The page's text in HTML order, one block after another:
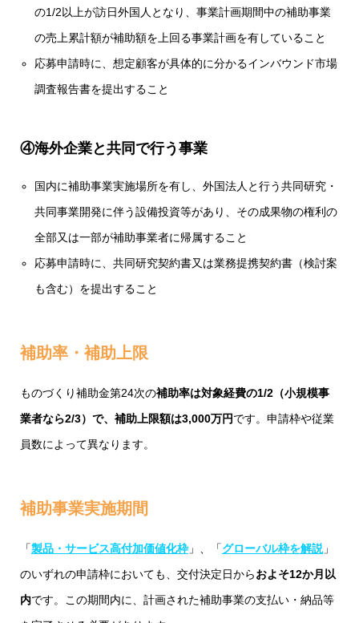
の1/2以上が訪日外国人となり、事業計画期間中の補助事業
の売上累計額が補助額を上回る事業計画を有していること
応募申請時に、想定顧客が具体的に分かるインバウンド市場
調査報告書を提出すること
④海外企業と共同で行う事業
国内に補助事業実施場所を有し、外国法人と行う共同研究・
共同事業開発に伴う設備投資等があり、その成果物の権利の
全部又は一部が補助事業者に帰属すること
応募申請時に、共同研究契約書又は業務提携契約書（検討案
も含む）を提出すること
補助率・補助上限
ものづくり補助金第24次の補助率は対象経費の1/2（小規模事
業者なら2/3）で、補助上限額は3,000万円です。申請枠や従業
員数によって異なります。
補助事業実施期間
「製品・サービス高付加価値化枠 」、「グローバル枠を解説」
のいずれの申請枠においても、交付決定日からおよそ12か月以
内です。この期間内に、計画された補助事業の支払い・納品等